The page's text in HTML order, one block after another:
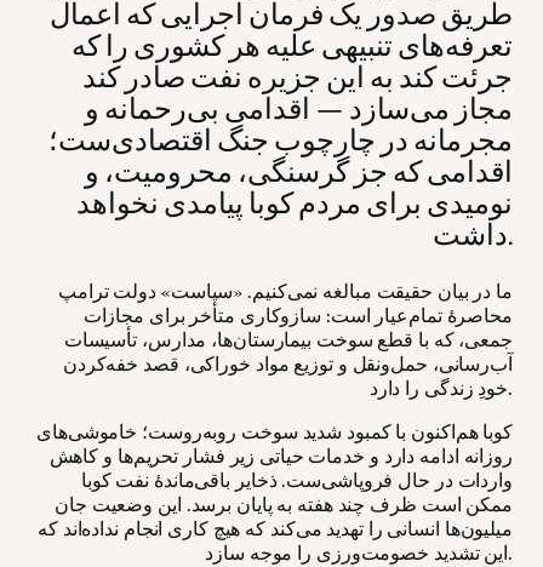
طریق صدور یک فرمان اجرایی که اعمال
تعرفه‌های تنبیهی علیه هر کشوری را که
جرئت کند به این جزیره نفت صادر کند
مجاز می‌سازد — اقدامی بی‌رحمانه و
مجرمانه در چارچوب جنگ اقتصادی‌ست؛
اقدامی که جز گرسنگی، محرومیت، و
نومیدی برای مردم کوبا پیامدی نخواهد
داشت.
ما در بیان حقیقت مبالغه نمی‌کنیم. «سیاست» دولت ترامپ
محاصرهٔ تمام‌عیار است: سازوکاری متأخر برای مجازات
جمعی، که با قطع سوخت بیمارستان‌ها، مدارس، تأسیسات
آب‌رسانی، حمل‌ونقل و توزیع مواد خوراکی، قصد خفه‌کردن
خودِ زندگی را دارد.
کوبا هم‌اکنون با کمبود شدید سوخت روبه‌روست؛ خاموشی‌های
روزانه ادامه دارد و خدمات حیاتی زیر فشار تحریم‌ها و کاهش
واردات در حال فروپاشی‌ست. ذخایر باقی‌ماندهٔ نفت کوبا
ممکن است ظرف چند هفته به پایان برسد. این وضعیت جان
میلیون‌ها انسانی را تهدید می‌کند که هیچ کاری انجام نداده‌اند که
این تشدید خصومت‌ورزی را موجه سازد.